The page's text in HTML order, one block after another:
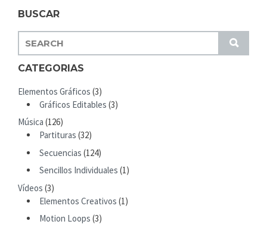
BUSCAR
S
U
A
C
F
CATEGORIAS
Elementos Gráficos (3)
Gráficos Editables (3)
Música (126)
Partituras (32)
Secuencias (124)
Sencillos Individuales (1)
Vídeos (3)
Elementos Creativos (1)
Motion Loops (3)